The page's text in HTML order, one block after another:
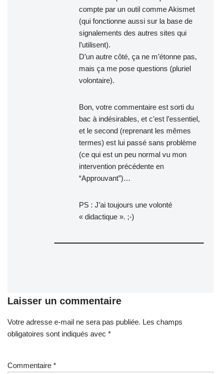
compte par un outil comme Akismet
(qui fonctionne aussi sur la base de
signalements des autres sites qui
l’utilisent).
D’un autre côté, ça ne m’étonne pas,
mais ça me pose questions (pluriel
volontaire).
Bon, votre commentaire est sorti du
bac à indésirables, et c’est l’essentiel,
et le second (reprenant les mêmes
termes) est lui passé sans problème
(ce qui est un peu normal vu mon
intervention précédente en
“Approuvant”)…
PS : J’ai toujours une volonté
« didactique ». ;-)
Laisser un commentaire
Votre adresse e-mail ne sera pas publiée. Les champs
obligatoires sont indiqués avec *
Commentaire *
A
lt
n